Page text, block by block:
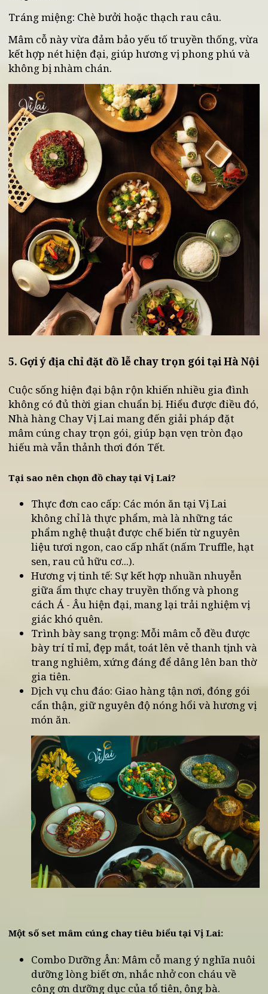
Đậu hũ sốt tứ xuyên (hoặc Đậu hũ nhồi thịt
chay).
Cải chíp xào nấm đông cô.
Mít non kho tộ (giả món cá kho).
Món tinh bột: Xôi hạt sen dừa tươi.
Canh: Canh chua dọc mùng chay hoặc Canh nấm
thập cẩm.
Tráng miệng: Chè bưởi hoặc thạch rau câu.
Mâm cỗ này vừa đảm bảo yếu tố truyền thống,
kết hợp nét hiện đại, giúp hương vị phong phú và
không bị nhàm chán.
5. Gợi ý địa chỉ đặt đồ lễ chay trọn gói tại Hà
Cuộc sống hiện đại bận rộn khiến nhiều gia đình
không có đủ thời gian chuẩn bị. Hiểu được điều
Nhà hàng Chay Vị Lai mang đến giải pháp đặt
mâm cúng chay trọn gói, giúp bạn vẹn tròn đạo
hiếu mà vẫn thảnh thơi đón Tết.
Tại sao nên chọn đồ chay tại Vị Lai?
Thực đơn cao cấp: Các món ăn tại Vị Lai
không chỉ là thực phẩm, mà là những tác
phẩm nghệ thuật được chế biến từ nguyên
liệu tươi ngon, cao cấp nhất (nấm Truffle, hạt
sen, rau củ hữu cơ...).
Hương vị tinh tế: Sự kết hợp nhuần nhuyễn
giữa ẩm thực chay truyền thống và phong
cách Á - Âu hiện đại, mang lại trải nghiệm vị
giác khó quên.
Trình bày sang trọng: Mỗi mâm cỗ đều được
bày trí tỉ mỉ, đẹp mắt, toát lên vẻ thanh tịnh
trang nghiêm, xứng đáng để dâng lên ban
gia tiên.
Dịch vụ chu đáo: Giao hàng tận nơi, đóng gói
cẩn thận, giữ nguyên độ nóng hổi và hương